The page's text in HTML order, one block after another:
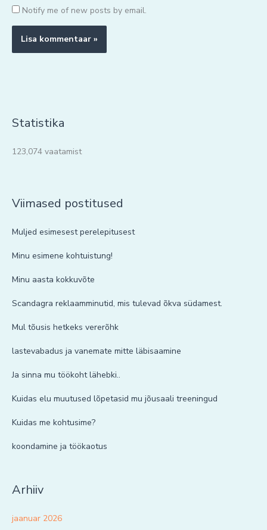
Notify me of new posts by email.
Statistika
123,074 vaatamist
Viimased postitused
Muljed esimesest perelepitusest
Minu esimene kohtuistung!
Minu aasta kokkuvõte
Scandagra reklaamminutid, mis tulevad õkva südamest.
Mul tõusis hetkeks vererõhk
lastevabadus ja vanemate mitte läbisaamine
Ja sinna mu töökoht lähebki..
Kuidas elu muutused lõpetasid mu jõusaali treeningud
Kuidas me kohtusime?
koondamine ja töökaotus
Arhiiv
jaanuar 2026